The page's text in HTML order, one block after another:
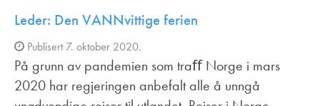
Leder: Den VANNvittige ferien
Publisert 7. oktober 2020.
På grunn av pandemien som traﬀ Norge i mars
2020 har regjeringen anbefalt alle å unngå